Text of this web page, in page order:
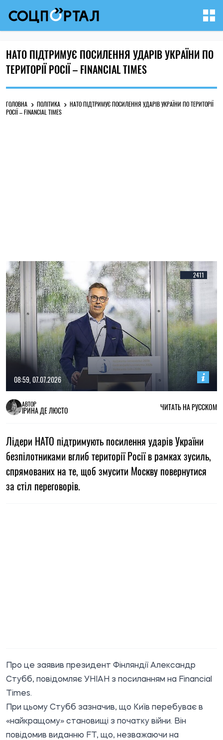
НАТО ПІДТРИМУЄ ПОСИЛЕННЯ УДАРІВ УКРАЇНИ ПО
ТЕРИТОРІЇ РОСІЇ – FINANCIAL TIMES
ГОЛОВНА ПОЛІТИКА
НАТО ПІДТРИМУЄ ПОСИЛЕННЯ УДАРІВ УКРАЇНИ ПО ТЕРИТОРІЇ
РОСІЇ – FINANCIAL TIMES
2411
08:59, 07.07.2026
АВТОР
ІРИНА ДЕ ЛЮСТО ЧИТАТЬ НА РУССКОМ
Лідери НАТО підтримують посилення ударів України
безпілотниками вглиб території Росії в рамках зусиль,
спрямованих на те, щоб змусити Москву повернутися
за стіл переговорів.
Про це заявив президент Фінляндії Александр
Стубб, повідомляє УНІАН з посиланням на Financial
Times.
При цьому Стубб зазначив, що Київ перебуває в
«найкращому» становищі з початку війни. Він
повідомив виданню FT, що, незважаючи на